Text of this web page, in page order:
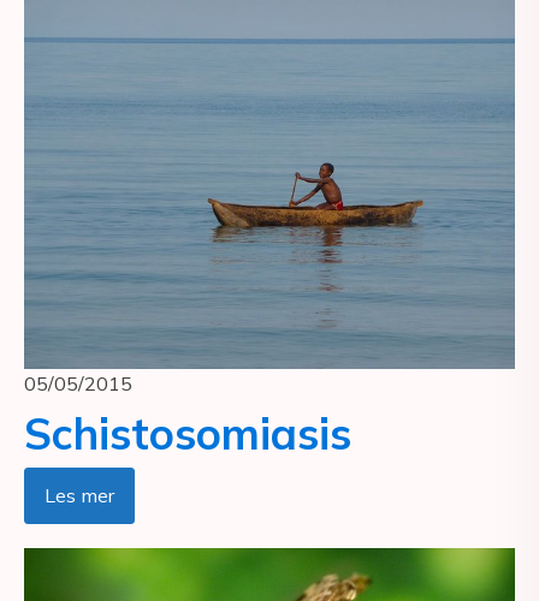
05/05/2015
Schistosomiasis
Les mer